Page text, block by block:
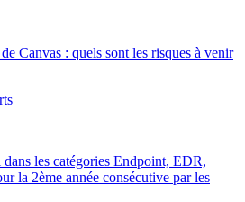
Canvas : quels sont les risques à venir
les catégories Endpoint, EDR,
la 2ème année consécutive par les